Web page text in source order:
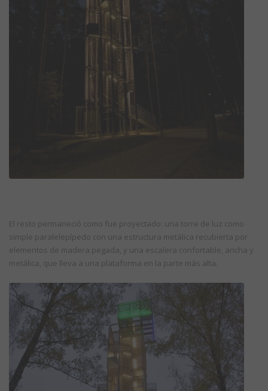
El resto permaneció como fue proyectado: una torre de luz como
simple paralelepípedo con una estructura metálica recubierta por
elementos de madera pegada, y una escalera confortable, ancha y
metálica, que lleva a una plataforma en la parte más alta.